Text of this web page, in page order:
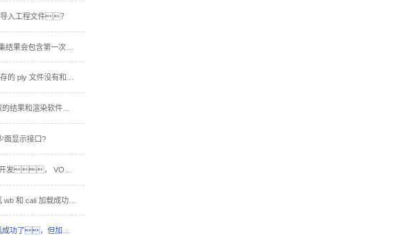
入工程文件？
2.7. 第二次采集结果会包含第一次的信息?
2.8. SDK 中保存的 ply 文件没有和渲染软件带颜色一样的点云？
2.9. 用 SDK 取的结果和渲染软件取的结果效果不一样？
面显示接口?
2.12. 打开相机 wb 和 cali 加载成功，打开视频流回调函数没有被调用？
2.13. 打开相机成功了，但加载 cali 失败